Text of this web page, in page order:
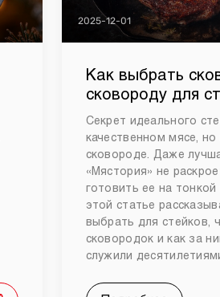
2025-12-01
Как выбрать
сковороду для
Секрет идеального
качественном мясе, но
сковороде. Даже
«Мястория» не
готовить ее на
этой статье
выбрать для стейков,
сковородок и как за
служили